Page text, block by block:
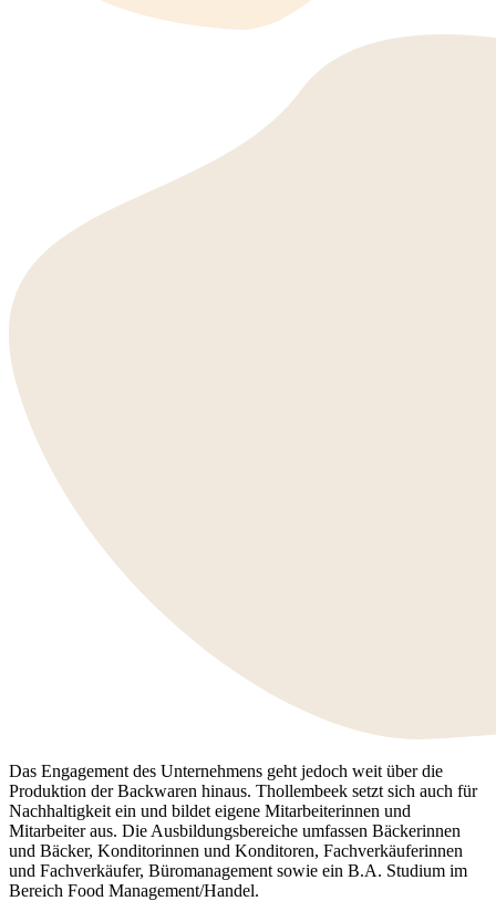
Das Engagement des Unternehmens geht jedoch weit über die
Produktion der Backwaren hinaus. Thollembeek setzt sich auch für
Nachhaltigkeit ein und bildet eigene Mitarbeiterinnen und
Mitarbeiter aus. Die Ausbildungsbereiche umfassen Bäckerinnen
und Bäcker, Konditorinnen und Konditoren, Fachverkäuferinnen
und Fachverkäufer, Büromanagement sowie ein B.A. Studium im
Bereich Food Management/Handel.